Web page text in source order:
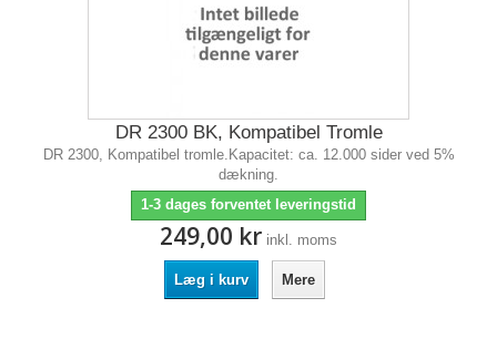
DR 2300 BK, Kompatibel Tromle
DR 2300, Kompatibel tromle.Kapacitet: ca. 12.000 sider ved 5%
dækning.
1-3 dages forventet leveringstid
249,00 kr inkl. moms
Læg i kurv Mere